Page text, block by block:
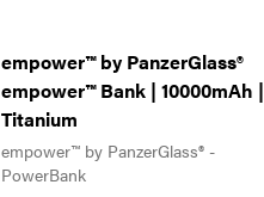
empower™ by PanzerGlass®
empower™ Bank | 10000mAh |
Titanium
empower™ by PanzerGlass® -
PowerBank